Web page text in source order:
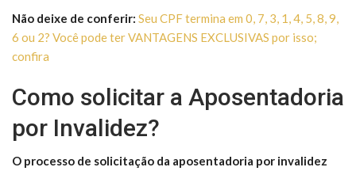
Não deixe de conferir: Seu CPF termina em 0, 7, 3, 1, 4, 5, 8, 9,
6 ou 2? Você pode ter VANTAGENS EXCLUSIVAS por isso;
confira
Como solicitar a Aposentadoria
por Invalidez?
O processo de solicitação da aposentadoria por invalidez